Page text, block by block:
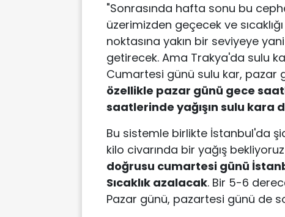
"Sonrasında hafta sonu bu
üzerimizden geçecek ve
noktasına yakın bir seviyeye
getirecek. Ama Trakya'da sulu
Cumartesi günü sulu kar, pazar
özellikle pazar günü gece
saatlerinde yağışın sulu kara
Bu sistemle birlikte İstanbul'da
kilo civarında bir yağış
doğrusu cumartesi günü
Sıcaklık azalacak. Bir 5-6
Pazar günü, pazartesi günü de